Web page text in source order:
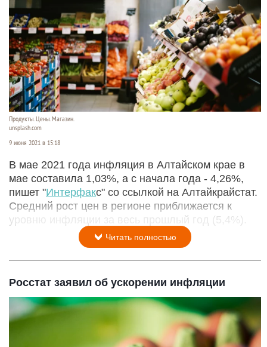
Продукты. Цены. Магазин.
unsplash.com
9 июня 2021 в 15:18
В мае 2021 года инфляция в Алтайском крае в
мае составила 1,03%, а с начала года - 4,26%,
пишет "Интерфакс" со ссылкой на Алтайкрайстат.
Средний рост цен в регионе приближается к
уровню инфляции за весь прошлый год (5,4%).
Читать полностью
Росстат заявил об ускорении инфляции